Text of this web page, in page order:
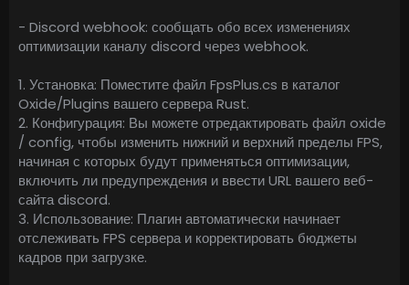
- Discord webhook: сообщать обо всех изменениях
оптимизации каналу discord через webhook.
1. Установка: Поместите файл FpsPlus.cs в каталог
Oxide/Plugins вашего сервера Rust.
2. Конфигурация: Вы можете отредактировать файл oxide
/ config, чтобы изменить нижний и верхний пределы FPS,
начиная с которых будут применяться оптимизации,
включить ли предупреждения и ввести URL вашего веб-
сайта discord.
3. Использование: Плагин автоматически начинает
отслеживать FPS сервера и корректировать бюджеты
кадров при загрузке.